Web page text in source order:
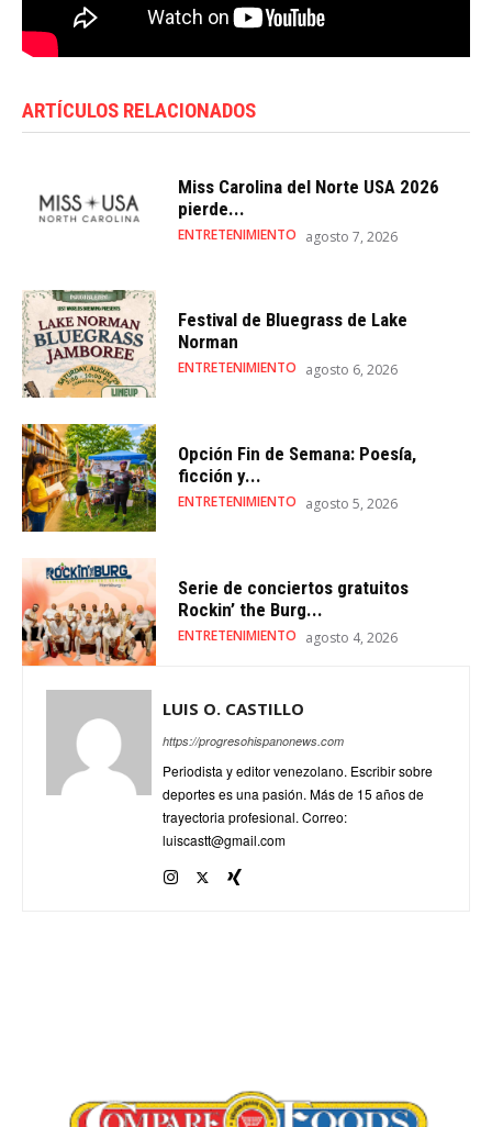
ARTÍCULOS RELACIONADOS
Miss Carolina del Norte USA 2026
pierde...
ENTRETENIMIENTO agosto 7, 2026
Festival de Bluegrass de Lake
Norman
ENTRETENIMIENTO agosto 6, 2026
Opción Fin de Semana: Poesía,
ficción y...
ENTRETENIMIENTO agosto 5, 2026
Serie de conciertos gratuitos
Rockin’ the Burg...
ENTRETENIMIENTO agosto 4, 2026
LUIS O. CASTILLO
https://progresohispanonews.com
Periodista y editor venezolano. Escribir sobre
deportes es una pasión. Más de 15 años de
trayectoria profesional. Correo:
luiscastt@gmail.com